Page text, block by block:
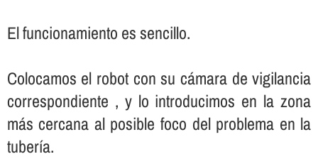
El funcionamiento es sencillo.
Colocamos el robot con su cámara de vigilancia
correspondiente , y lo introducimos en la zona
más cercana al posible foco del problema en la
tuberí­a.